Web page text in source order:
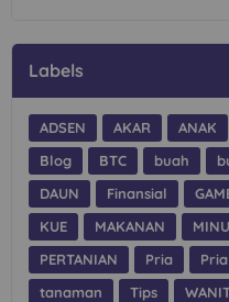
Labels
ADSEN AKAR ANAK
Blog
BTC buah
DAUN
Finansial
KUE
MAKANAN
PERTANIAN
Pria
tanaman
Tips